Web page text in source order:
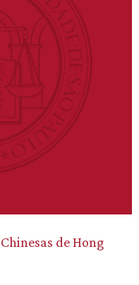
de Hong